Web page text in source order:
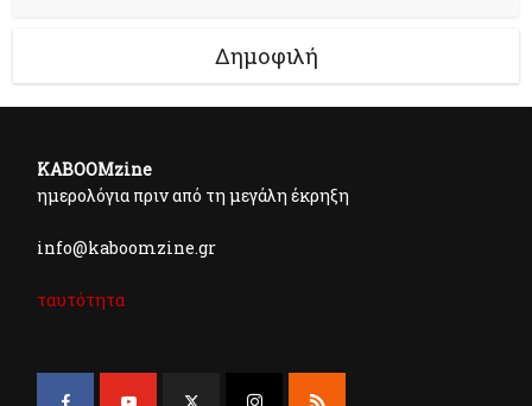
Δημοφιλή
KABOOMzine
ημερολόγια πριν από τη μεγάλη έκρηξη
info@kaboomzine.gr
ταυτότητα